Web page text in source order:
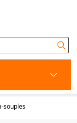
souples